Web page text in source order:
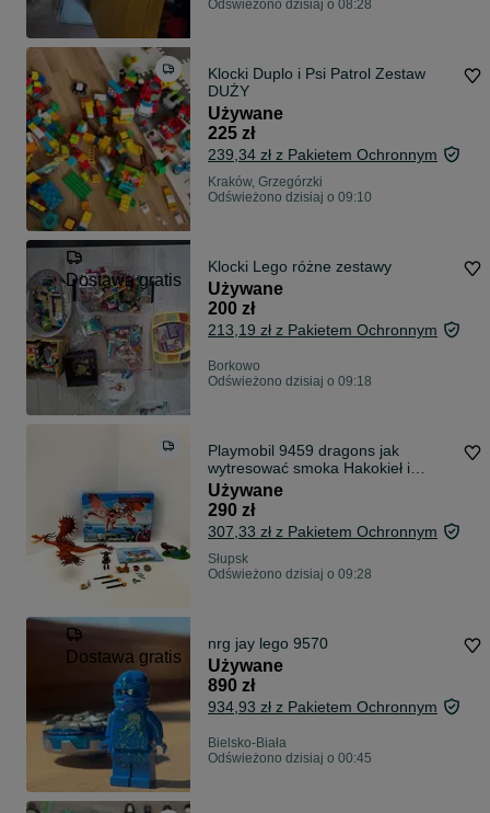
Odświeżono dzisiaj o 08:28
Klocki Duplo i Psi Patrol Zestaw
DUŻY
Używane
225 zł
239,34 zł z Pakietem Ochronnym
Kraków, Grzegórzki
Odświeżono dzisiaj o 09:10
Dostawa gratis
Klocki Lego różne zestawy
Używane
200 zł
213,19 zł z Pakietem Ochronnym
Borkowo
Odświeżono dzisiaj o 09:18
Playmobil 9459 dragons jak
wytresować smoka Hakokieł i
Sączysmark
Używane
290 zł
307,33 zł z Pakietem Ochronnym
Słupsk
Odświeżono dzisiaj o 09:28
Dostawa gratis
nrg jay lego 9570
Używane
890 zł
934,93 zł z Pakietem Ochronnym
Bielsko-Biała
Odświeżono dzisiaj o 00:45